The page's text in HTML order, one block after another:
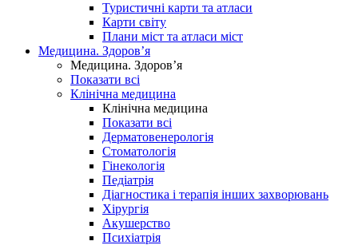
Туристичні карти та атласи
Карти світу
Плани міст та атласи міст
Медицина. Здоров’я
Медицина. Здоров’я
Показати всі
Клінічна медицина
Клінічна медицина
Показати всі
Дерматовенерологія
Стоматологія
Гінекологія
Педіатрія
Діагностика і терапія інших захворювань
Хірургія
Акушерство
Психіатрія